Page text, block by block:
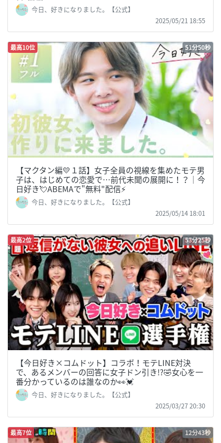
今日、好きになりました。【公式】
2025/05/21 18:55
最高10位 51分50秒
【マクタン編💛１話】女子全員の視線を集めたモテ男
子は、はじめての恋愛で…前代未聞の展開に！？｜今
日好き💘ABEMAで"無料"配信⚡️
今日、好きになりました。【公式】
2025/05/14 18:01
最高2位 53分25秒
【今日好き×コムドット】コラボ！モテLINE対決
で、あるメンバーの回答に女子ドン引き!?🤣女心を一
番分かっているのは誰なのか👀💓
今日、好きになりました。【公式】
2025/03/27 20:30
最高7位 12分43秒